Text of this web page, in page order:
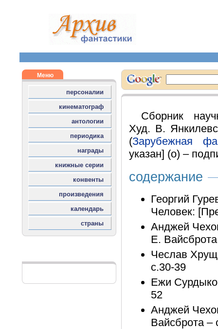
Сборник
Худ. В.
(Зарубежная
указан] (о) –
содержание
Георгий
Человек:
Анджей
Е.
Чеслав
с.30-39
Ежи
52
Анджей
Вайсброта –